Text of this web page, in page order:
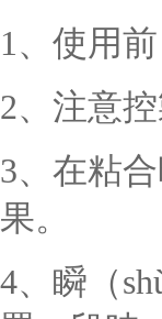
1、使用
2、注意
3、在粘
果。
4、瞬（